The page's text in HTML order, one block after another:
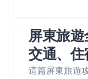
屏東旅遊
交通、
這篇屏東旅遊